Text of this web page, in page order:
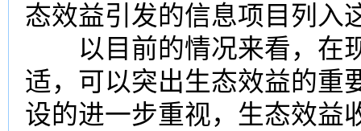
态效益引发的信息项目列入
以目前的情况来看，在
适，可以突出生态效益的重
设的进一步重视，生态效益